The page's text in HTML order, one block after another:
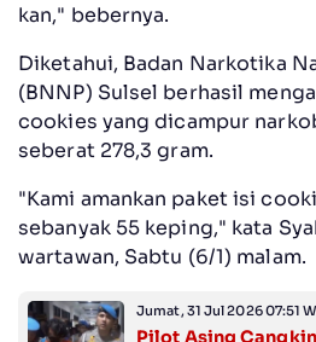
kan," bebernya.
Diketahui, Badan Narkotika
(BNNP) Sulsel berhasil
cookies yang dicampur
seberat 278,3 gram.
"Kami amankan paket isi
sebanyak 55 keping," kata
wartawan, Sabtu (6/1) malam.
Jumat, 31 Jul 2026 07:51
Pilot Asing